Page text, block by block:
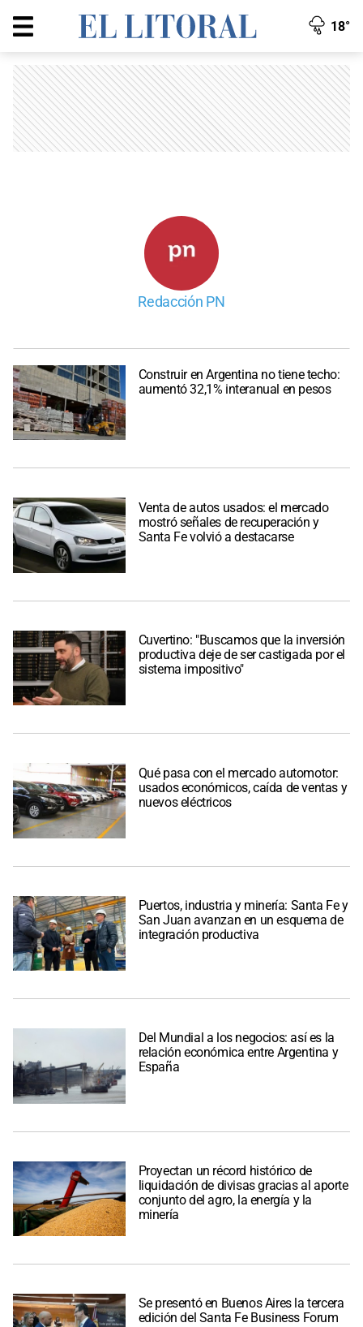
18°
Redacción PN
Construir en Argentina no tiene techo:
aumentó 32,1% interanual en pesos
Venta de autos usados: el mercado
mostró señales de recuperación y
Santa Fe volvió a destacarse
Cuvertino: "Buscamos que la inversión
productiva deje de ser castigada por el
sistema impositivo"
Qué pasa con el mercado automotor:
usados económicos, caída de ventas y
nuevos eléctricos
Puertos, industria y minería: Santa Fe y
San Juan avanzan en un esquema de
integración productiva
Del Mundial a los negocios: así es la
relación económica entre Argentina y
España
Proyectan un récord histórico de
liquidación de divisas gracias al aporte
conjunto del agro, la energía y la
minería
Se presentó en Buenos Aires la tercera
edición del Santa Fe Business Forum